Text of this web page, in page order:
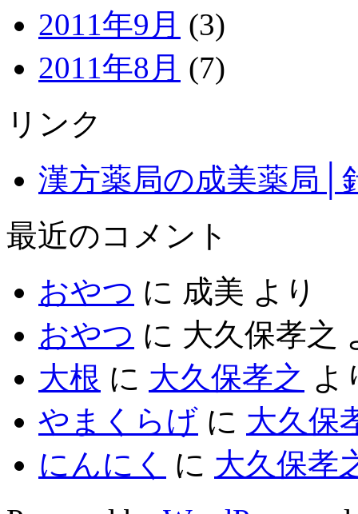
2011年9月 (3)
2011年8月 (7)
リンク
漢方薬局の成美薬局│
最近のコメント
おやつ に 成美 より
おやつ に 大久保孝之
大根 に 大久保孝之 よ
やまくらげ に 大久保
にんにく
に 大久保孝